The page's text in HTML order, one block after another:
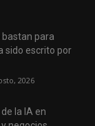
bastan para
sido escrito por
2026
la IA en